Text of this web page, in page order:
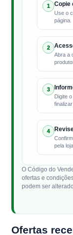
1
Copie
Use o
página.
2
Abra a
3
Digite
4
pela
O Código do
ofertas e
podem ser
Ofertas